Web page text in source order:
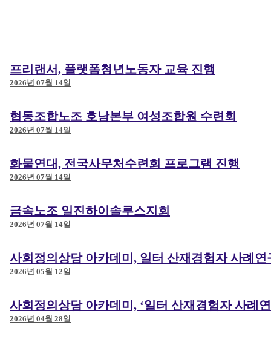
프리랜서, 플랫폼청년노동자 교육 진행
2026년 07월 14일
협동조합노조 호남본부 여성조합원 수련회
2026년 07월 14일
화물연대, 전국사무처수련회 프로그램 진행
2026년 07월 14일
금속노조 일진하이솔루스지회
2026년 07월 14일
사회정의상담 아카데미, 일터 산재경험자 사례연
2026년 05월 12일
사회정의상담 아카데미, ‘일터 산재경험자 사례연
2026년 04월 28일